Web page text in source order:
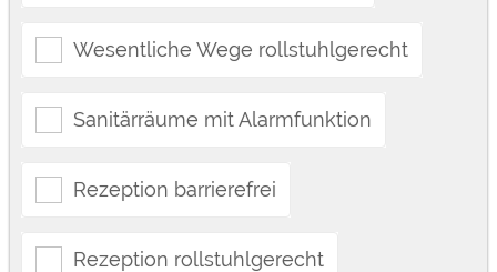
Wesentliche Wege rollstuhlgerecht
Sanitärräume mit Alarmfunktion
Rezeption barrierefrei
Rezeption rollstuhlgerecht